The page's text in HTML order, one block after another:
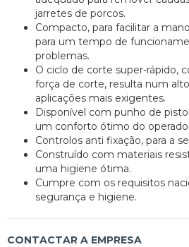
jarretes de porcos.
Compacto, para facilitar a
para um tempo de
problemas.
O ciclo de corte super-rápido,
força de corte, resulta num
aplicações mais exigentes.
Disponível com punho de
um conforto ótimo do
Controlos anti fixação, para a
Construído com materiais
uma higiene ótima.
Cumpre com os requisitos
segurança e higiene.
CONTACTAR A EMPRESA